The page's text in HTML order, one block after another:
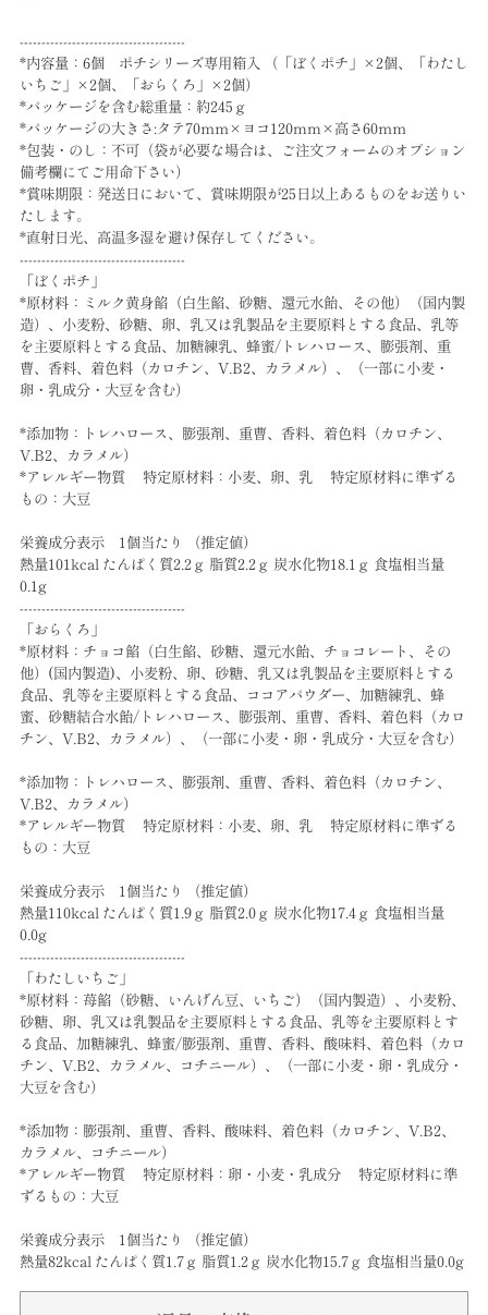
--------------------------------------
*内容量：6個 ポチシリーズ専用箱入 （「ぼくポチ」×2個、「わたし
いちご」×2個、「おらくろ」×2個）
*パッケージを含む総重量：約245ｇ
*パッケージの大きさ:タテ70ｍｍ×ヨコ120mm×高さ60ｍｍ
*包装・のし：不可（袋が必要な場合は、ご注文フォームのオプション
備考欄にてご用命下さい）
*賞味期限：発送日において、賞味期限が25日以上あるものをお送りい
たします。
*直射日光、高温多湿を避け保存してください。
--------------------------------------
「ぼくポチ」
*原材料：ミルク黄身餡（白生餡、砂糖、還元水飴、その他）（国内製
造）、小麦粉、砂糖、卵、乳又は乳製品を主要原料とする食品、乳等
を主要原料とする食品、加糖練乳、蜂蜜/トレハロース、膨張剤、重
曹、香料、着色料（カロチン、V.B2、カラメル）、（一部に小麦・
卵・乳成分・大豆を含む）
*添加物：トレハロース、膨張剤、重曹、香料、着色料（カロチン、
V.B2、カラメル）
*アレルギー物質 特定原材料：小麦、卵、乳 特定原材料に準ずる
もの：大豆
栄養成分表示 1個当たり （推定値）
熱量101kcal たんぱく質2.2ｇ 脂質2.2ｇ 炭水化物18.1ｇ 食塩相当量
0.1g
--------------------------------------
「おらくろ」
*原材料：チョコ餡（白生餡、砂糖、還元水飴、チョコレート、その
他）(国内製造)、小麦粉、卵、砂糖、乳又は乳製品を主要原料とする
食品、乳等を主要原料とする食品、ココアパウダー、加糖練乳、蜂
蜜、砂糖結合水飴/トレハロース、膨張剤、重曹、香料、着色料（カロ
チン、V.B2、カラメル）、（一部に小麦・卵・乳成分・大豆を含む）
*添加物：トレハロース、膨張剤、重曹、香料、着色料（カロチン、
V.B2、カラメル）
*アレルギー物質 特定原材料：小麦、卵、乳 特定原材料に準ずる
もの：大豆
栄養成分表示 1個当たり （推定値）
熱量110kcal たんぱく質1.9ｇ 脂質2.0ｇ 炭水化物17.4ｇ 食塩相当量
0.0g
--------------------------------------
「わたしいちご」
*原材料：苺餡（砂糖、いんげん豆、いちご）（国内製造）、小麦粉、
砂糖、卵、乳又は乳製品を主要原料とする食品、乳等を主要原料とす
る食品、加糖練乳、蜂蜜/膨張剤、重曹、香料、酸味料、着色料（カロ
チン、V.B2、カラメル、コチニール）、（一部に小麦・卵・乳成分・
大豆を含む）
*添加物：膨張剤、重曹、香料、酸味料、着色料（カロチン、V.B2、
カラメル、コチニール）
*アレルギー物質 特定原材料：卵・小麦・乳成分 特定原材料に準
ずるもの：大豆
栄養成分表示 1個当たり （推定値）
熱量82kcal たんぱく質1.7ｇ 脂質1.2ｇ 炭水化物15.7ｇ 食塩相当量0.0g